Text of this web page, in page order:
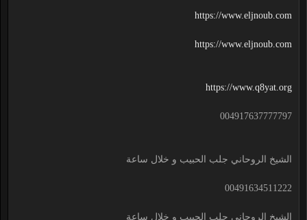
https://www.eljnoub.com
https://www.eljnoub.com
https://www.q8yat.org
004917637777797
الشيخ الروحاني جلب الحبيب و خلال ساعة
00491634511222
الشيخ الروحاني جلب الحبيب و خلال ساعة